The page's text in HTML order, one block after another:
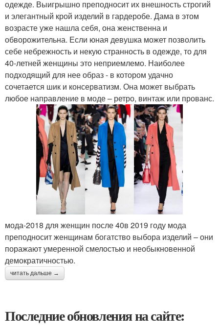
одежде. Выигрышно преподносит их внешность строгий
и элегантный крой изделий в гардеробе. Дама в этом
возрасте уже нашла себя, она женственна и
обворожительна. Если юная девушка может позволить
себе небрежность и некую странность в одежде, то для
40-летней женщины это неприемлемо. Наиболее
подходящий для нее образ - в котором удачно
сочетается шик и консерватизм. Она может выбрать
любое направление в моде – ретро, винтаж или прованс.
мода-2018 для женщин после 40в 2019 году мода
преподносит женщинам богатство выбора изделий – они
поражают умеренной смелостью и необыкновенной
демократичностью.
читать дальше →
Последние обновления на сайте: